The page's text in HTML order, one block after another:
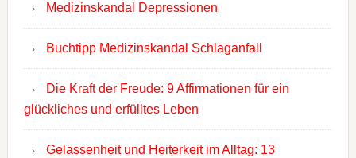
Medizinskandal Depressionen
Buchtipp Medizinskandal Schlaganfall
Die Kraft der Freude: 9 Affirmationen für ein
glückliches und erfülltes Leben
Gelassenheit und Heiterkeit im Alltag: 13